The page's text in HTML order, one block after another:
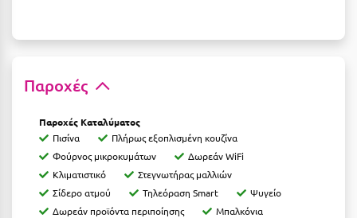
Ορεινή Αρκαδία
Πάλαιρος
Παξοί
Παραλία Κατερίνης
Παροχές
Παροχές Καταλύματος
Πισίνα
Πλήρως εξοπλισμένη κουζίνα
Φούρνος μικροκυμάτων
Δωρεάν WiFi
Κλιματιστικό
Στεγνωτήρας μαλλιών
Σίδερο ατμού
Τηλεόραση Smart
Ψυγείο
Δωρεάν προϊόντα περιποίησης
Μπαλκόνια